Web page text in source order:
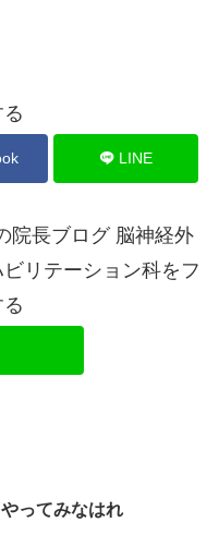
LINE
院長ブログ 脳神経外
リテーション科をフ
ってみなはれ